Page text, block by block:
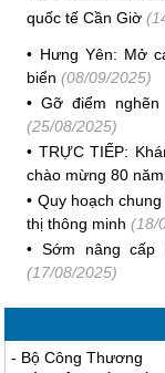
quốc tế Cần Giờ
• Hưng Yên: Mở
biển (08/09/2025)
•Gỡ điểm
(25/08/2025)
• TRỰC TIẾP:
chào mừng 80
• Quy hoạch
thị thông minh (18/
•Sớm nâng cấp
(17/08/2025)
- Bộ Công Thương